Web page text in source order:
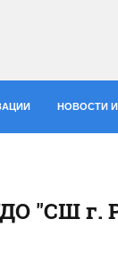
НОВОСТИ
"СШ г.